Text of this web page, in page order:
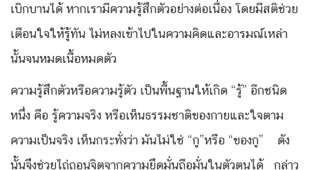
เบิกบานได้ หากเรามีความรู้สึกตัวอย่างต่อเนื่อง โดยมีสติช่วย
เตือนใจให้รู้ทัน ไม่หลงเข้าไปในความคิดและอารมณ์เหล่า
นั้นจนหมดเนื้อหมดตัว
ความรู้สึกตัวหรือความรู้ตัว เป็นพื้นฐานให้เกิด “รู้” อีกชนิด
หนึ่ง คือ รู้ความจริง หรือเห็นธรรมชาติของกายและใจตาม
ความเป็นจริง เห็นกระทั่งว่า มันไม่ใช่ “กู”หรือ “ของกู” ดัง
นั้นจึงช่วยไถ่ถอนจิตจากความยึดมั่นถือมั่นในตัวตนได้ กล่าว